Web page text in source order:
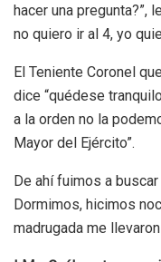
hacer una pregunta?”,
no quiero ir al 4, yo
El Teniente Coronel
dice “quédese
a la orden no la
Mayor del Ejército”.
De ahí fuimos a
Dormimos, hicimos
madrugada me